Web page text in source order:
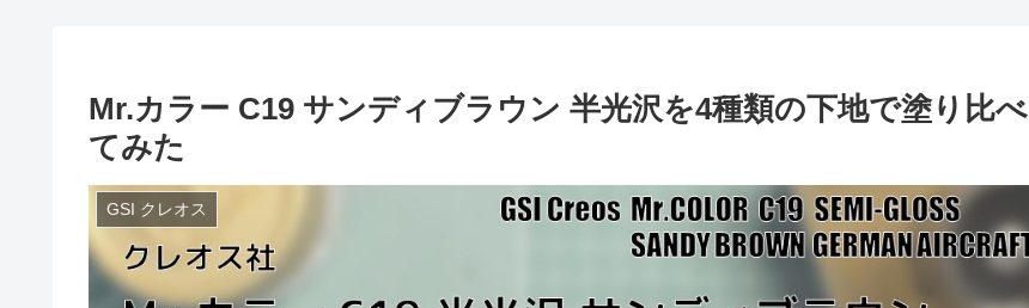
Mr.カラー C19 サンディブラウン 半光沢を4種類の下地で塗り比べ
てみた
GSI クレオス